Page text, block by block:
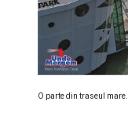
O parte din traseul mare.